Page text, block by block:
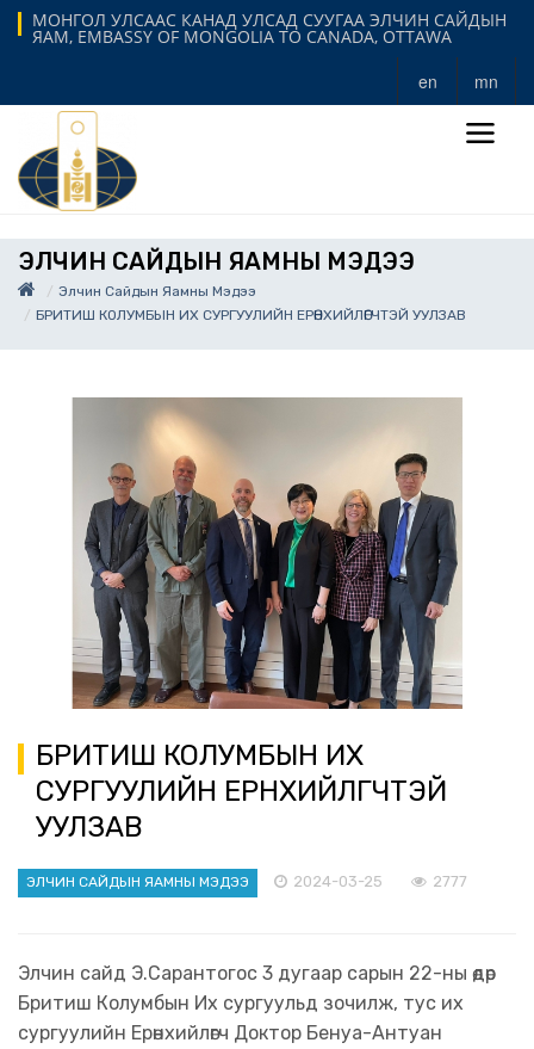
МОНГОЛ УЛСААС КАНАД УЛСАД СУУГАА ЭЛЧИН САЙДЫН
ЯАМ, EMBASSY OF MONGOLIA TO CANADA, OTTAWA
en mn
ЭЛЧИН САЙДЫН ЯАМНЫ МЭДЭЭ
Элчин Сайдын Яамны Мэдээ
БРИТИШ КОЛУМБЫН ИХ СУРГУУЛИЙН ЕРӨНХИЙЛӨГЧТЭЙ УУЛЗАВ
БРИТИШ КОЛУМБЫН ИХ
СУРГУУЛИЙН ЕРӨНХИЙЛӨГЧТЭЙ
УУЛЗАВ
ЭЛЧИН САЙДЫН ЯАМНЫ МЭДЭЭ 2024-03-25 2777
Элчин сайд Э.Сарантогос 3 дугаар сарын 22-ны өдөр
Бритиш Колумбын Их сургуульд зочилж, тус их
сургуулийн Ерөнхийлөгч Доктор Бенуа-Антуан